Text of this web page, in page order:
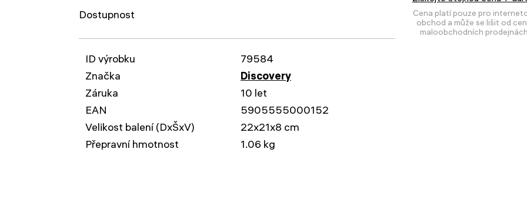
Cena platí pouze pro
obchod a může se lišit od
maloobchodních
Dostupnost
ID výrobku
79584
Značka
Discovery
Záruka
10 let
EAN
5905555000152
Velikost balení (DxŠxV)
22x21x8 cm
Přepravní hmotnost
1.06 kg